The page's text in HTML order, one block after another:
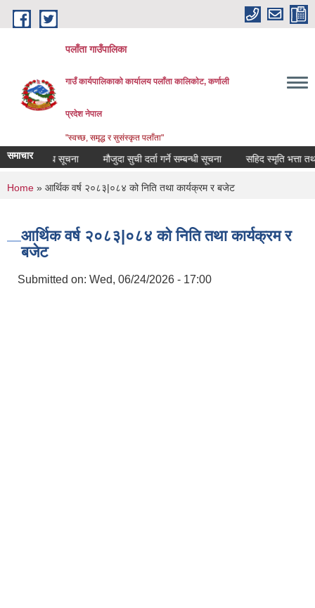
Skip to main content
पलाँता गाउँपालिका
गाउँ कार्यपालिकाको कार्यालयपलाँता कालिकाेट, कर्णाली
प्रदेश नेपाल
"स्वच्छ, समृद्ध र सुसंस्कृत पलाँता"
समाचार
सम्बन्धि सूचना मौजुदा सुची दर्ता गर्ने सम्बन्धी सूचना सहिद स्मृति भत्ता तथा
You are here
Home » आर्थिक वर्ष २०८३|०८४ को निति तथा कार्यक्रम र बजेट
आर्थिक वर्ष २०८३|०८४ को निति तथा कार्यक्रम र
बजेट
Submitted on: Wed, 06/24/2026 - 17:00